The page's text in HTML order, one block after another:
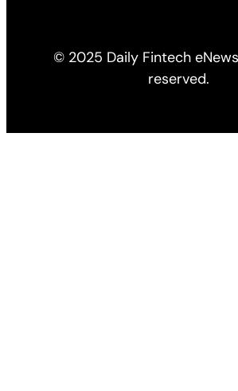
© 2025 Daily Fintech
reserved.